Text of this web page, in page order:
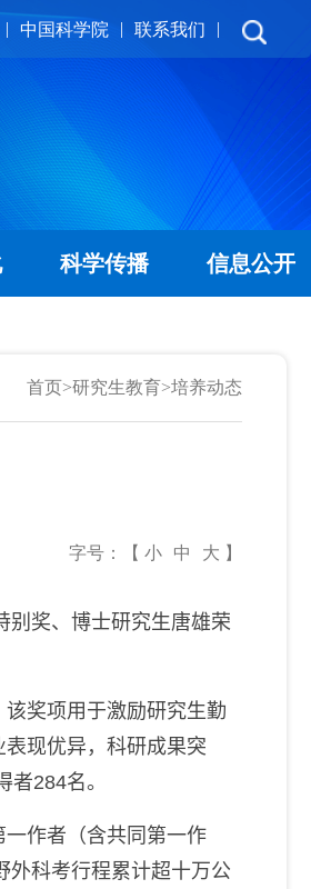
| 中国科学院 | 联系我们 |
科学传播 信息公开
首页>研究生教育>培养动态
字号：【 小 中 大 】
别奖、 博士研究生唐雄荣
奖项用于激励研究生勤
现优异，科研成果突
者284名。
作者（含共同第一作
外科考行程累计超十万公